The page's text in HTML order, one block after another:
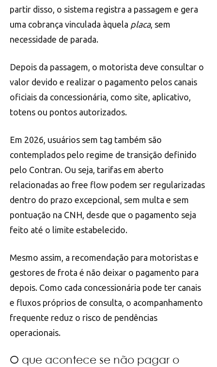
partir disso, o sistema registra a passagem e gera
uma cobrança vinculada àquela placa, sem
necessidade de parada.
Depois da passagem, o motorista deve consultar o
valor devido e realizar o pagamento pelos canais
oficiais da concessionária, como site, aplicativo,
totens ou pontos autorizados.
Em 2026, usuários sem tag também são
contemplados pelo regime de transição definido
pelo Contran. Ou seja, tarifas em aberto
relacionadas ao free flow podem ser regularizadas
dentro do prazo excepcional, sem multa e sem
pontuação na CNH, desde que o pagamento seja
feito até o limite estabelecido.
Mesmo assim, a recomendação para motoristas e
gestores de frota é não deixar o pagamento para
depois. Como cada concessionária pode ter canais
e fluxos próprios de consulta, o acompanhamento
frequente reduz o risco de pendências
operacionais.
O que acontece se não pagar o